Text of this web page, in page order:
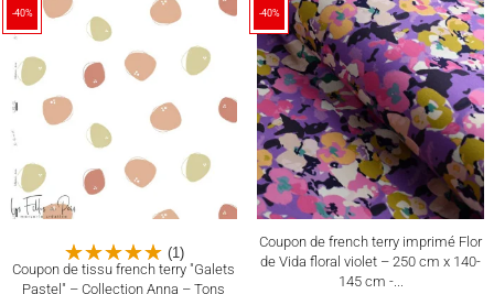
-40%
(1)
Coupon de tissu french terry "Galets
Pastel" – Collection Anna – Tons
-40%
Coupon de french terry imprimé Flor
de Vida floral violet – 250 cm x 140-
145 cm -...